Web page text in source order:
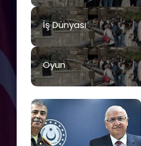
İş Dünyası
Oyun